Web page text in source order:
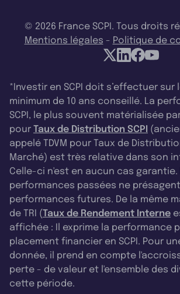
© 2026 France SCPI. Tous droits
Mentions légales - Politique de
*Investir en SCPI doit s’effectuer sur
minimum de 10 ans conseillé. La
SCPI, le plus souvent matérialisée
pour Taux de Distribution SCPI
appelé TDVM pour Taux de
Marché) est très relative dans son
Celle-ci n'est en aucun cas garantie.
performances passées ne
performances futures. De la même
de TRI (Taux de Rendement Interne
affichée : Il exprime la performance
placement financier en SCPI. Pour
donnée, il prend en compte
perte - de valeur et l'ensemble des
cette période.